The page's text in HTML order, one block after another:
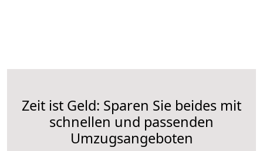
Zeit ist Geld: Sparen Sie beides mit
schnellen und passenden
Umzugsangeboten